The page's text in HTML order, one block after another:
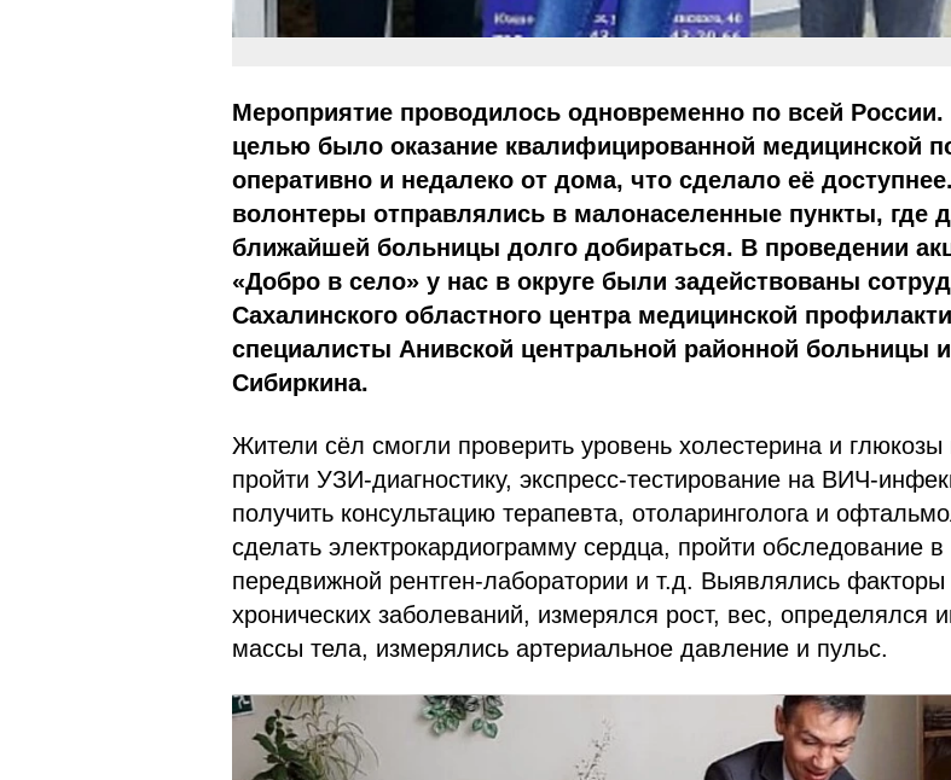
Мероприятие проводилось одновременно по всей России.
целью было оказание квалифицированной медицинской
оперативно и недалеко от дома, что сделало её
волонтеры отправлялись в малонаселенные пункты, где
ближайшей больницы долго добираться. В проведении
«Добро в село» у нас в округе были задействованы
Сахалинского областного центра медицинской
специалисты Анивской центральной районной больницы
Сибиркина.
Жители сёл смогли проверить уровень холестерина и глюкозы
пройти УЗИ-диагностику, экспресс-тестирование на ВИЧ-
получить консультацию терапевта, отоларинголога и
сделать электрокардиограмму сердца, пройти обследование в
передвижной рентген-лаборатории и т.д. Выявлялись факторы
хронических заболеваний, измерялся рост, вес, определялся
массы тела, измерялись артериальное давление и пульс.